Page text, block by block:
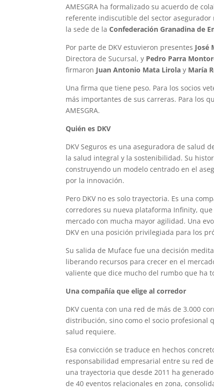
AMESGRA ha formalizado su acuerdo de
referente indiscutible del sector asegurador
la sede de laConfederación Granadina de
Por parte de DKV estuvieron presentes José
Directora de Sucursal, y Pedro Parra
firmaron Juan Antonio Mata Lirolay María
Una firma que tiene peso. Para los socios
más importantes de sus carreras. Para los
AMESGRA.
Quién es DKV
DKV Seguros es una aseguradora de salud
la salud integral y la sostenibilidad. Su
construyendo un modelo centrado en el
por la innovación.
Pero DKV no es solo trayectoria. Es una
corredores su nueva plataforma Infinity,
mercado con mucha mayor agilidad. Una
DKV en una posición privilegiada para los
Su salida de Muface fue una decisión
liberando recursos para crecer en el
valiente que dice mucho del rumbo que ha
Una compañía que elige al corredor
DKV cuenta con una red de más de 3.000
distribución, sino como el socio profesional
salud requiere.
Esa convicción se traduce en hechos
responsabilidad empresarial entre su red
una trayectoria que desde 2011 ha
de 40 eventos relacionales en zona,